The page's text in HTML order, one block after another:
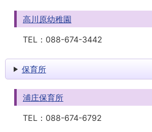
高川原幼稚園
TEL： 088-674-3442
保育所
浦庄保育所
TEL： 088-674-6792